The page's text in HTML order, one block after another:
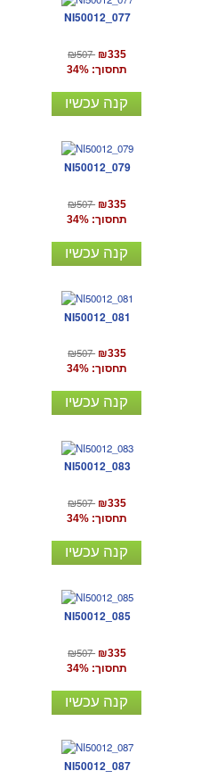
NI50012_077
₪507 ₪335
תחסוך: 34%
קנה עכשיו
NI50012_079
₪507 ₪335
תחסוך: 34%
קנה עכשיו
NI50012_081
₪507 ₪335
תחסוך: 34%
קנה עכשיו
NI50012_083
₪507 ₪335
תחסוך: 34%
קנה עכשיו
NI50012_085
₪507 ₪335
תחסוך: 34%
קנה עכשיו
NI50012_087